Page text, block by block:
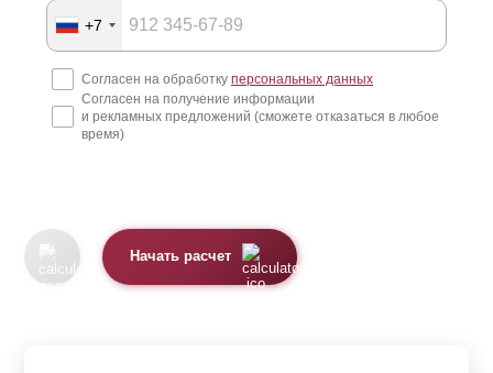
+7
Согласен на обработку персональных данных
Согласен на получение информации
и рекламных предложений (сможете отказаться в любое
время)
Начать расчет